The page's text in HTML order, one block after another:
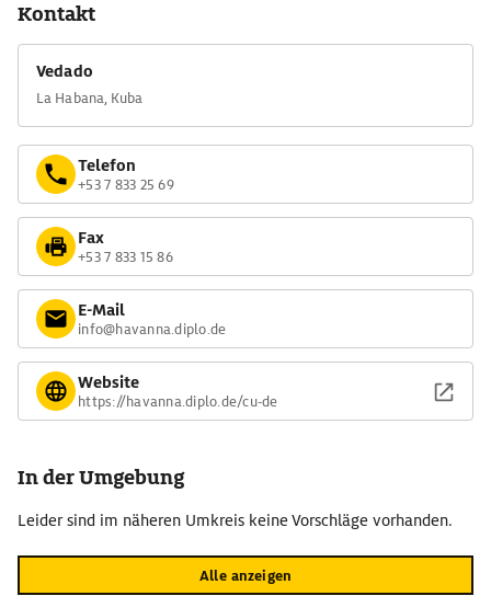
Kontakt
Vedado
La Habana, Kuba
Telefon
+53 7 833 25 69
Fax
+53 7 833 15 86
E-Mail
info@havanna.diplo.de
Website
https://havanna.diplo.de/cu-de
In der Umgebung
Leider sind im näheren Umkreis keine Vorschläge vorhanden.
Alle anzeigen